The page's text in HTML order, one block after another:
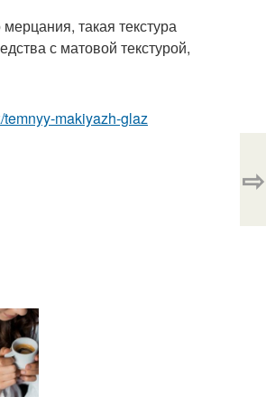
такая текстура
с матовой текстурой,
makiyazh-glaz
⇨